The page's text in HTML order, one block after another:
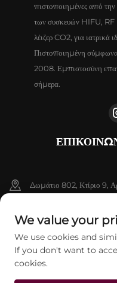
πιστοποιημένες από
των συσκευών HIFU,
λέιζερ CO2, για ιατρικά
Πιστοποιημένη
2008. Εμπιστοσύνη
σήμερα.
Δωμάτιο 802, Κτίριο 9,
+86-13911459627
[email protected]
We value your
We use cookies and
If you don't want to
cookies.